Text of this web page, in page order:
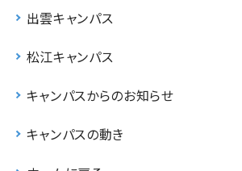
出雲キャンパス
松江キャンパス
キャンパスからのお知らせ
キャンパスの動き